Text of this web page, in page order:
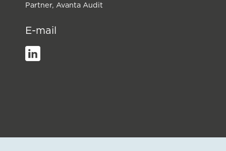
Partner, Avanta Audit
E-mail